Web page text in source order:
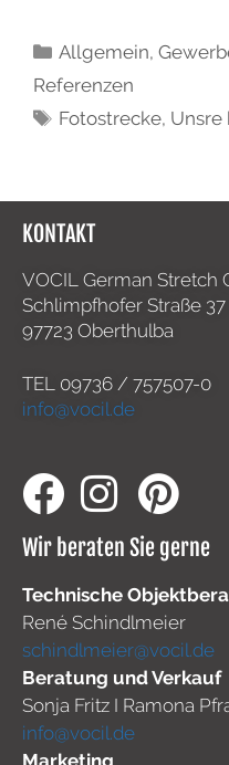
Allgemein,
Referenzen
Fotostrecke, Unsre
KONTAKT
VOCIL German Stretch
Schlimpfhofer Straße 37
97723 Oberthulba
TEL 09736 / 757507-0
info@vocil.de
Wir beraten Sie gerne
Technische
René Schindlmeier
schindlmeier@vocil.de
Beratung und Verkauf
Sonja Fritz I Ramona
info@vocil.de
Marketing